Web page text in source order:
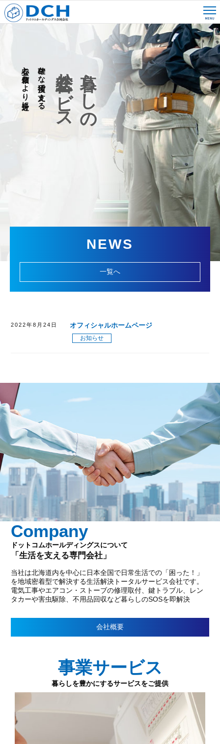
確かな技術で支える
安心と信頼をより身近に 暮らしの
総合サービス
NEWS
一覧へ
2022年8月24日 オフィシャルホームページ
お知らせ
Company
ドットコムホールディングスについて
「生活を支える専門会社」
当社は北海道内を中心に日本全国で日常生活での「困った！」
を地域密着型で解決する生活解決トータルサービス会社です。
電気工事やエアコン・ストーブの修理取付、鍵トラブル、レン
タカーや害虫駆除、不用品回収など暮らしのSOSを即解決
会社概要
事業サービス
暮らしを豊かにするサービスをご提供